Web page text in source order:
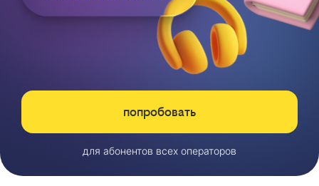
попробовать
для абонентов всех операторов